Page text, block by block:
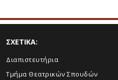
ΣΧΕΤΙΚΑ:
Διαπιστευτήρια
Τμήμα Θεατρικών Σπουδών